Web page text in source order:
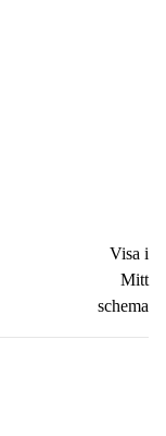
Visa i
Mitt
schema